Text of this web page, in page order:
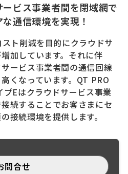
ビス事業者間を閉域網で
通信環境を実現！
ト削減を目的にクラウドサ
加しています。それに伴
ービス事業者間の通信回線
くなっています。QT PRO
Eはクラウドサービス事業
続することでお客さまにセ
接続環境を提供します。
問合せ